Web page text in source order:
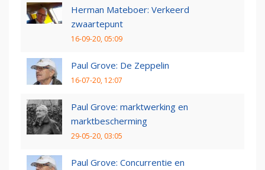
Herman Mateboer: Verkeerd
zwaartepunt
16-09-20, 05:09
Paul Grove: De Zeppelin
16-07-20, 12:07
Paul Grove: marktwerking en
marktbescherming
29-05-20, 03:05
Paul Grove: Concurrentie en